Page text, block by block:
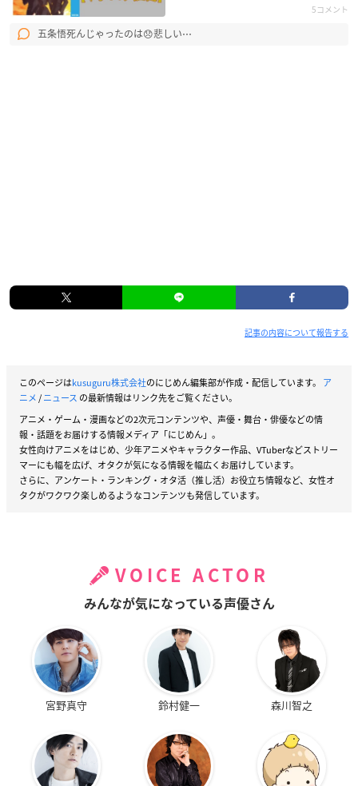
5コメント
五条悟死んじゃったのは😞悲しい⋯
記事の内容について報告する
このページはkusuguru株式会社のにじめん編集部が作成・配信しています。 ア
ニメ/ニュース の最新情報はリンク先をご覧ください。
アニメ・ゲーム・漫画などの2次元コンテンツや、声優・舞台・俳優などの情
報・話題をお届けする情報メディア「にじめん」。
女性向けアニメをはじめ、少年アニメやキャラクター作品、VTuberなどストリー
マーにも幅を広げ、オタクが気になる情報を幅広くお届けしています。
さらに、アンケート・ランキング・オタ活（推し活）お役立ち情報など、女性オ
タクがワクワク楽しめるようなコンテンツも発信しています。
VOICE ACTOR
みんなが気になっている声優さん
宮野真守 鈴村健一 森川智之